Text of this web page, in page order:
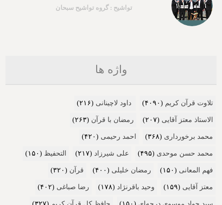
تواشیح : گروه تواشیح سبحان
واژه ها
تلاوت قرآن کریم (۴۰۹۰) داود لاچینانی (۲۱۶)
الاستاذ معتز آقایی (۲۰۷) رمضان با قرآن (۲۶۳)
محمد برخورداری (۳۶۸) احمد رحیمی (۴۲۰)
محمد حسن موحدی (۴۹۵) علی شیرزاد (۲۱۷) التحفیظ (۱۵۰)
فهم المعانی (۱۵۰) رمضان خلیلی (۴۰۰) قرآن (۳۲۰)
معتز آقایی (۱۵۹) وحید باقرنژاد (۱۷۸) رضا صباغی (۴۰۲)
سید جواد موسوی درچه‌ای (۱۵۰) حافظ کل قرآن کریم (۳۲۷)